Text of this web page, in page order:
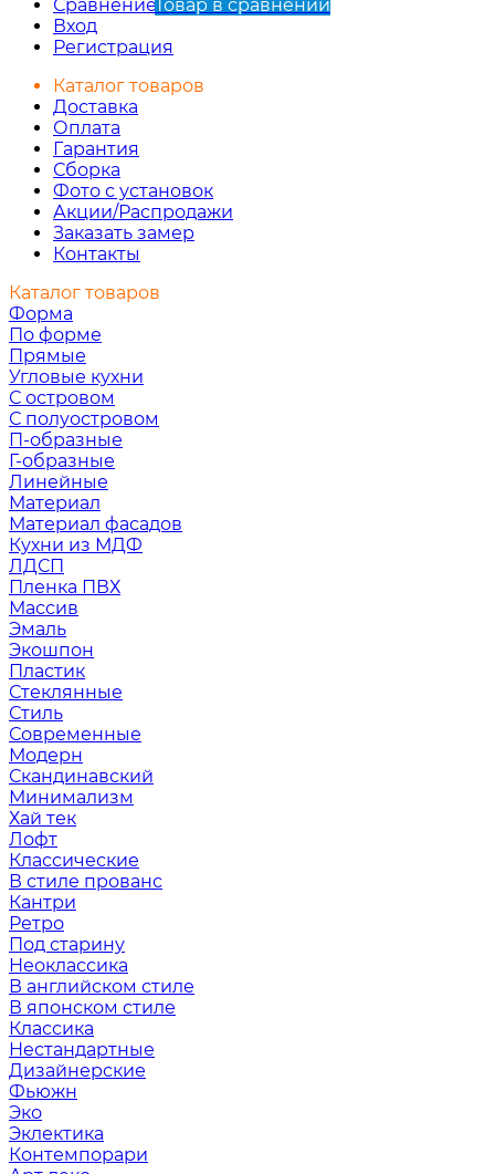
Сравнение Товар в сравнении
Вход
Регистрация
Каталог товаров
Доставка
Оплата
Гарантия
Сборка
Фото с установок
Акции/Распродажи
Заказать замер
Контакты
Каталог товаров
Форма
По форме
Прямые
Угловые кухни
С островом
С полуостровом
П-образные
Г-образные
Линейные
Материал
Материал фасадов
Кухни из МДФ
ЛДСП
Пленка ПВХ
Массив
Эмаль
Экошпон
Пластик
Стеклянные
Стиль
Современные
Модерн
Скандинавский
Минимализм
Хай тек
Лофт
Классические
В стиле прованс
Кантри
Ретро
Под старину
Неоклассика
В английском стиле
В японском стиле
Классика
Нестандартные
Дизайнерские
Фьюжн
Эко
Эклектика
Контемпорари